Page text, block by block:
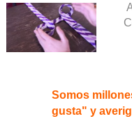
Somos
gusta" y